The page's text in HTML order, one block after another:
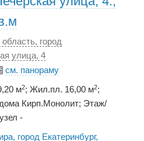
город
улица, 4
см. панораму
м2; Жил.пл. 16,00 м2;
Кирп.Монолит; Этаж/
-
город Екатеринбург,